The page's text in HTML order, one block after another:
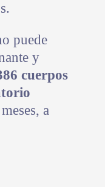
puede
y
cuerpos
a